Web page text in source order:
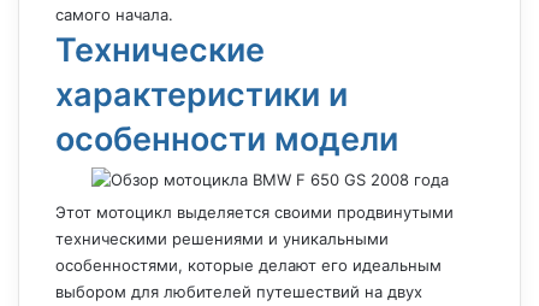
самого начала.
Технические
характеристики и
особенности модели
Этот мотоцикл выделяется своими продвинутыми
техническими решениями и уникальными
особенностями, которые делают его идеальным
выбором для любителей путешествий на двух